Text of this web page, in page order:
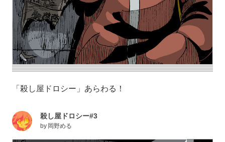
「殺し屋ドロシー」あらわる！
殺し屋ドロシー#3
by 岡野める